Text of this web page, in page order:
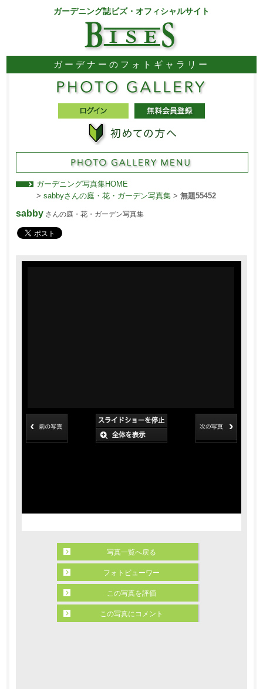
ガーデニング誌ビズ・オフィシャルサイト
ガーデナーのフォトギャラリー
ガーデニング写真集HOME
> sabbyさんの庭・花・ガーデン写真集> 無題55452
sabbyさんの庭・花・ガーデン写真集
写真一覧へ戻る
フォトビューワー
この写真を評価
この写真にコメント